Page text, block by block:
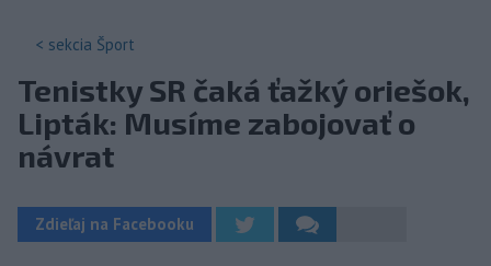
< sekcia Šport
Tenistky SR čaká ťažký oriešok,
Lipták: Musíme zabojovať o
návrat
Zdieľaj na Facebooku